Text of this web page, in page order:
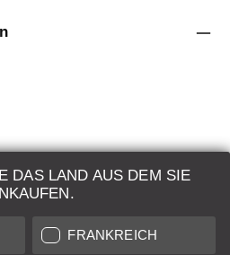
DAS LAND AUS DEM SIE
FRANKREICH